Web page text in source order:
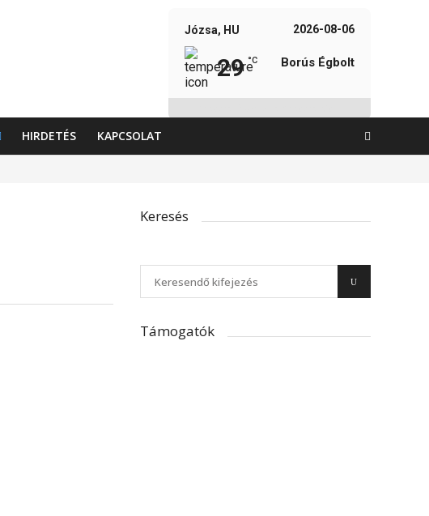
Józsa, HU 2026-08-06
29 °C Borús Égbolt
HIRDETÉS KAPCSOLAT
Keresés
Támogatók